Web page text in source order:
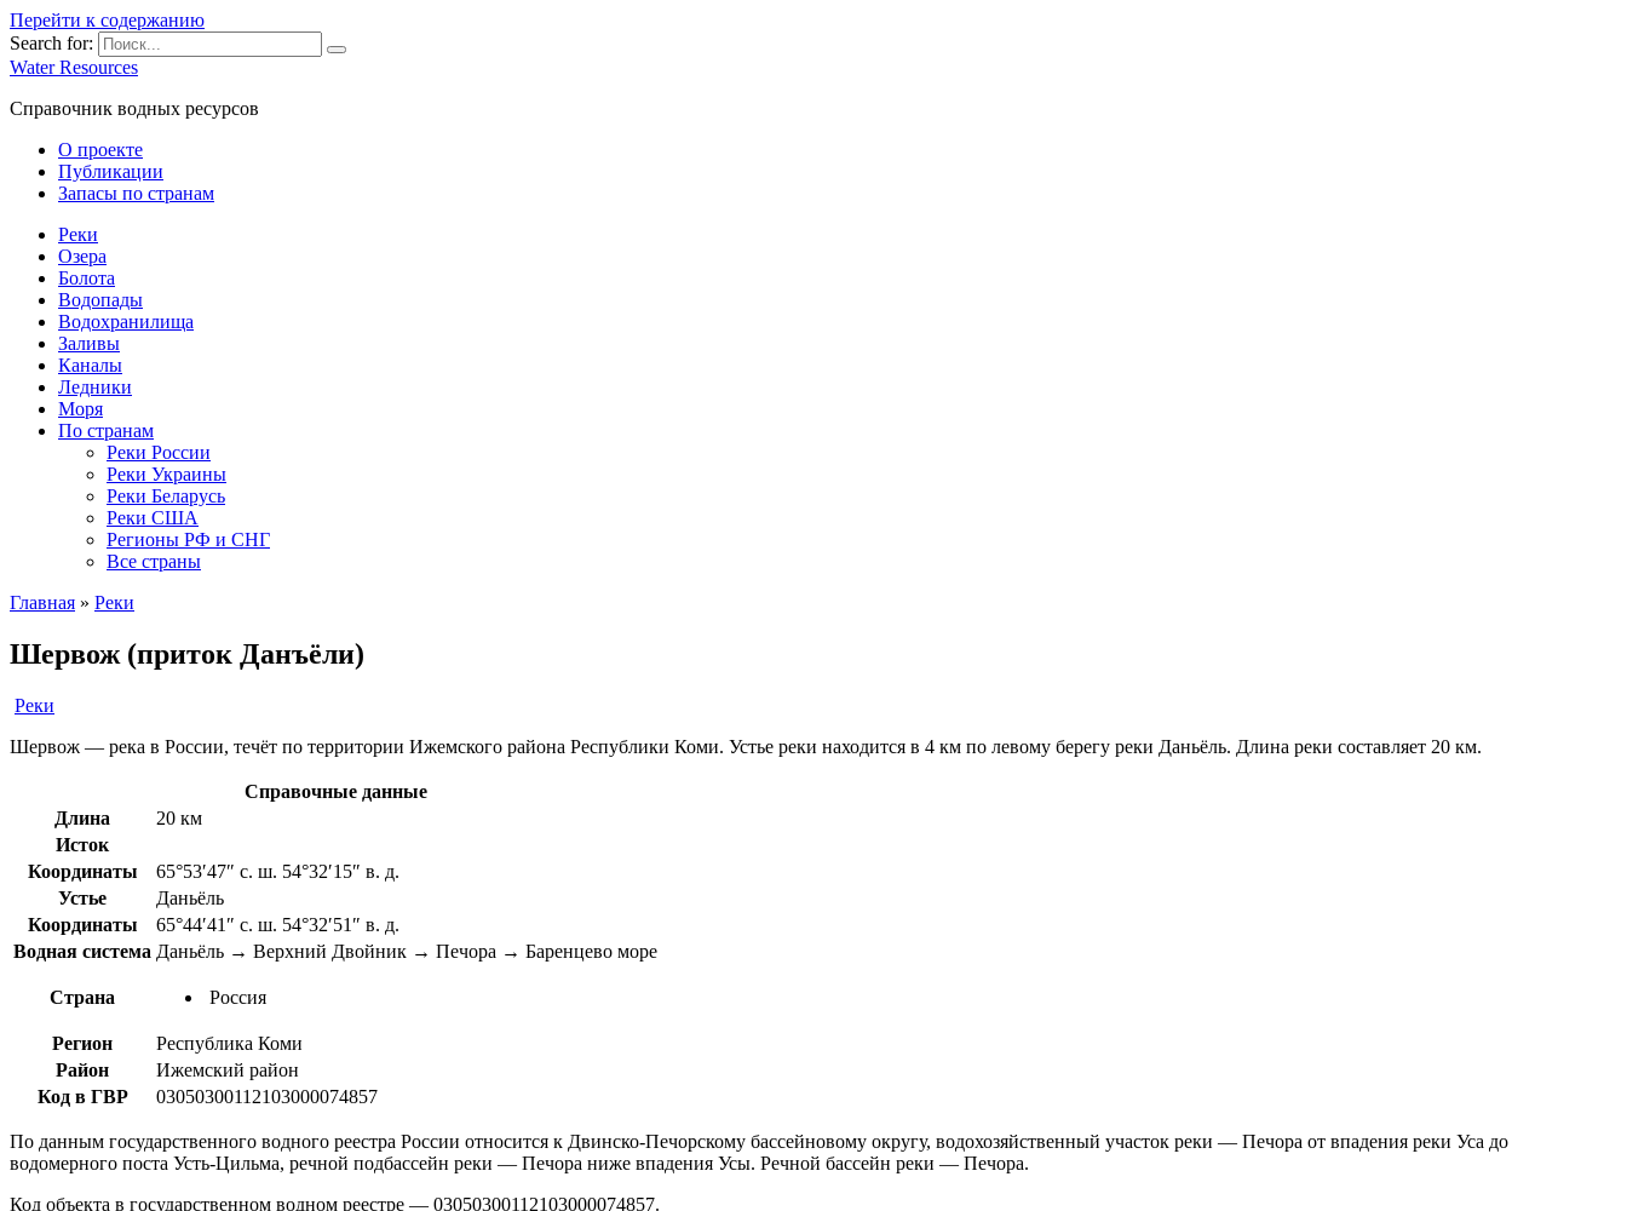
Перейти к содержанию
Search for:
Water Resources
Справочник водных ресурсов
О проекте
Публикации
Запасы по странам
Реки
Озера
Болота
Водопады
Водохранилища
Заливы
Каналы
Ледники
Моря
По странам
Реки России
Реки Украины
Реки Беларусь
Реки США
Регионы РФ и СНГ
Все страны
Главная » Реки
Шервож (приток Данъёли)
Реки
Шервож — река в России, течёт по территории Ижемского района Республики Коми. Устье реки находится в 4 км по левому берегу реки Даньёль. Длина реки составляет 20 км.
Справочные данные
Длина
20 км
Исток
Координаты
65°53′47″ с. ш. 54°32′15″ в. д.
Устье
Даньёль
Координаты
65°44′41″ с. ш. 54°32′51″ в. д.
Водная система Даньёль → Верхний Двойник → Печора → Баренцево море
Страна Россия
Регион
Республика Коми
Район
Ижемский район
Код в ГВР
03050300112103000074857
По данным государственного водного реестра России относится к Двинско-Печорскому бассейновому округу, водохозяйственный участок реки — Печора от впадения реки Уса до
водомерного поста Усть-Цильма, речной подбассейн реки — Печора ниже впадения Усы. Речной бассейн реки — Печора.
Код объекта в государственном водном реестре — 03050300112103000074857.